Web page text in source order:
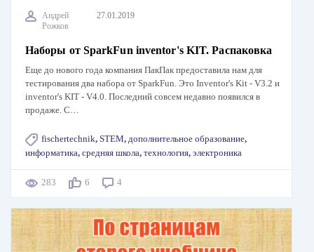
Андрей
Рожков
27.01.2019
Наборы от SparkFun inventor's KIT. Распаковка
Еще до нового года компания ПакПак предоставила нам для
тестирования два набора от SparkFun. Это Inventor's Kit - V3.2 и
inventor's KIT - V4.0. Последний совсем недавно появился в
продаже. С…
fischertechnik, STEM, дополнительное образование,
информатика, средняя школа, технология, электроника
283 6 4